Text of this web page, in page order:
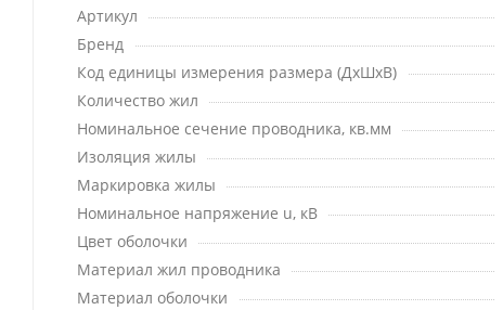
Артикул
Бренд
Код единицы измерения размера (ДхШхВ)
Количество жил
Номинальное сечение проводника, кв.мм
Изоляция жилы
Маркировка жилы
Номинальное напряжение u, кВ
Цвет оболочки
Материал жил проводника
Материал оболочки